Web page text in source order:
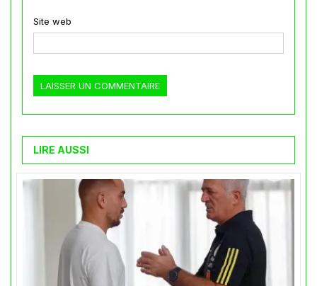
Site web
LIRE AUSSI